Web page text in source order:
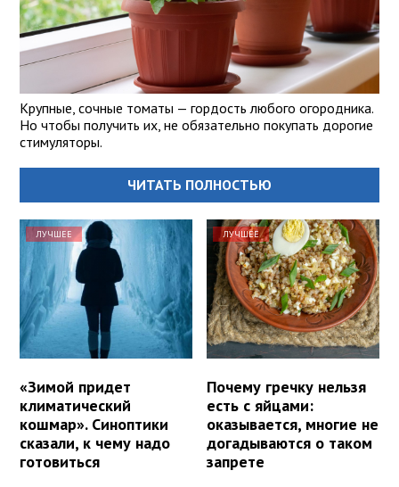
Крупные, сочные томаты — гордость любого огородника.
Но чтобы получить их, не обязательно покупать дорогие
стимуляторы.
ЧИТАТЬ ПОЛНОСТЬЮ
ЛУЧШЕЕ
«Зимой придет
климатический
кошмар». Синоптики
сказали, к чему надо
готовиться
ЛУЧШЕЕ
Почему гречку нельзя
есть с яйцами:
оказывается, многие не
догадываются о таком
запрете